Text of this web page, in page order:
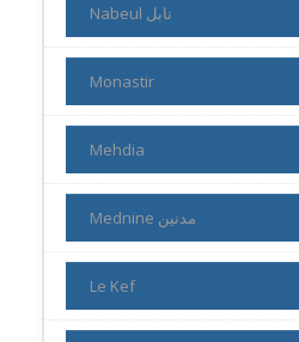
Nabeul نابل
Monastir
Mehdia
Mednine مدنين
Le Kef